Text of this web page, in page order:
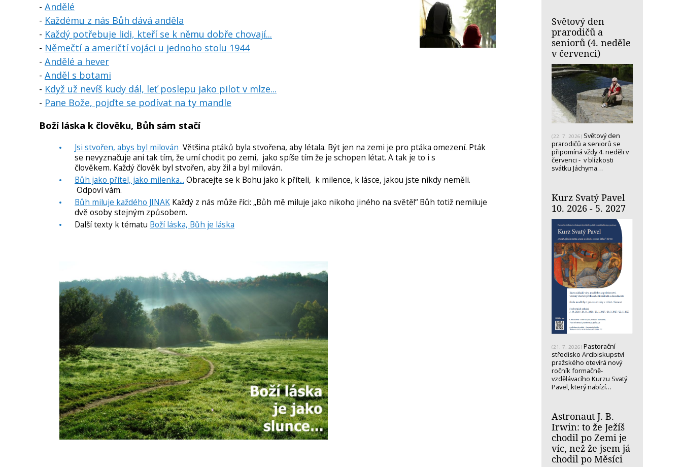
- Andělé
- Každému z nás Bůh dává anděla
- Každý potřebuje lidi, kteří se k němu dobře chovají...
- Němečtí a američtí vojáci u jednoho stolu 1944
- Andělé a hever
- Anděl s botami
- Když už nevíš kudy dál, leť poslepu jako pilot v mlze...
- Pane Bože, pojďte se podívat na ty mandle
Boží láska k člověku, Bůh sám stačí
Jsi stvořen, abys byl milován Většina ptáků byla stvořena, aby létala. Být jen na zemi je pro ptáka omezení. Pták
se nevyznačuje ani tak tím, že umí chodit po zemi, jako spíše tím že je schopen létat. A tak je to i s
člověkem. Každý člověk byl stvořen, aby žil a byl milován.
Bůh jako přítel, jako milenka... Obracejte se k Bohu jako k příteli, k milence, k lásce, jakou jste nikdy neměli.
Odpoví vám.
Bůh miluje každého JINAK Každý z nás může říci: „Bůh mě miluje jako nikoho jiného na světě!“ Bůh totiž nemiluje
dvě osoby stejným způsobem.
Další texty k tématu Boží láska, Bůh je láska
Světový den
prarodičů a
seniorů (4. neděle
v červenci)
(22. 7. 2026) Světový den
prarodičů a seniorů se
připomíná vždy 4. neděli v
červenci - v blízkosti
svátku Jáchyma…
Kurz Svatý Pavel
10. 2026 - 5. 2027
(21. 7. 2026) Pastorační
středisko Arcibiskupství
pražského otevírá nový
ročník formačně-
vzdělávacího Kurzu Svatý
Pavel, který nabízí…
Astronaut J. B.
Irwin: to že Ježíš
chodil po Zemi je
víc, než že jsem já
chodil po Měsíci